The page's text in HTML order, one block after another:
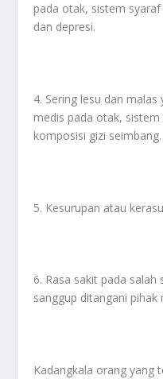
pada otak, sistem
dan depresi.
4. Sering lesu dan
medis pada otak,
komposisi gizi seimbang.
5. Kesurupan atau
6. Rasa sakit pada
sanggup ditangani pihak
Kadangkala orang yang